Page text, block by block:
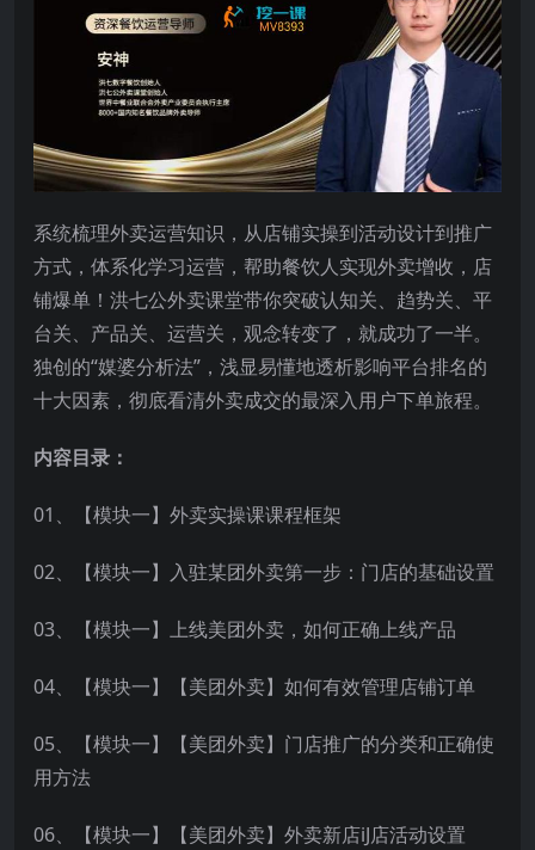
系统梳理外卖运营知识，从店铺实操到活动设计到推广
方式，体系化学习运营，帮助餐饮人实现外卖增收，店
铺爆单！洪七公外卖课堂带你突破认知关、趋势关、平
台关、产品关、运营关，观念转变了，就成功了一半。
独创的“媒婆分析法”，浅显易懂地透析影响平台排名的
十大因素，彻底看清外卖成交的最深入用户下单旅程。
内容目录：
01、【模块一】外卖实操课课程框架
02、【模块一】入驻某团外卖第一步：门店的基础设置
03、【模块一】上线美团外卖，如何正确上线产品
04、【模块一】【美团外卖】如何有效管理店铺订单
05、【模块一】【美团外卖】门店推广的分类和正确使
用方法
06、【模块一】【美团外卖】外卖新店iJ店活动设置